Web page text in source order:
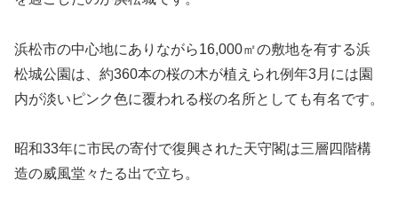
浜松市の中心地にありながら16,000㎡の敷地を有する浜
松城公園は、約360本の桜の木が植えられ例年3月には園
内が淡いピンク色に覆われる桜の名所としても有名です。
昭和33年に市民の寄付で復興された天守閣は三層四階構
造の威風堂々たる出で立ち。